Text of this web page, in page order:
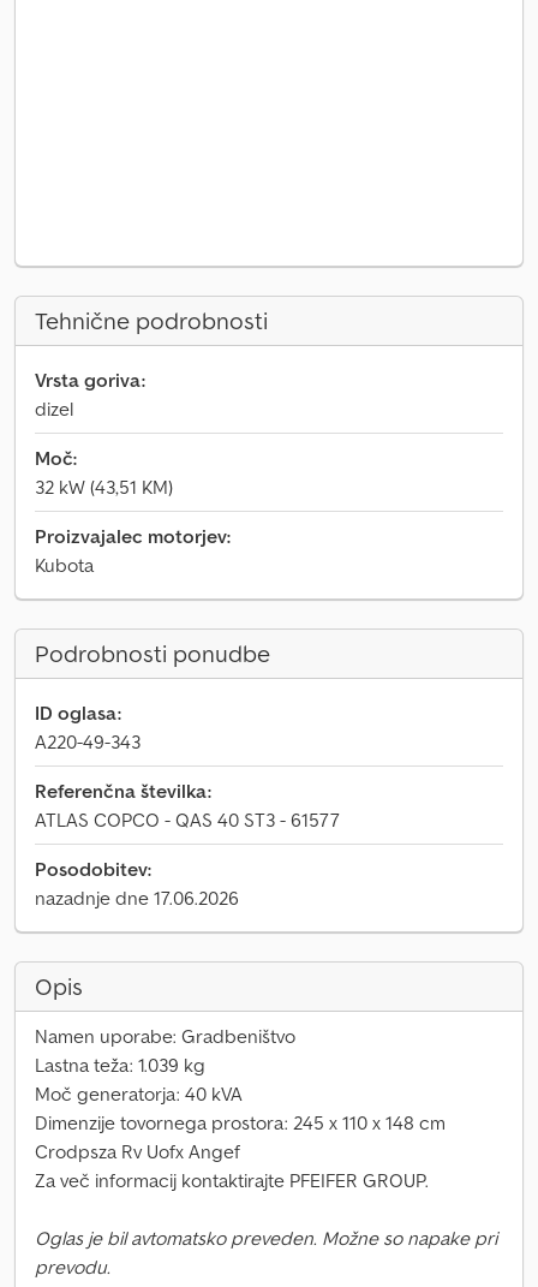
Tehnične podrobnosti
Vrsta goriva:
dizel
Moč:
32 kW (43,51 KM)
Proizvajalec motorjev:
Kubota
Podrobnosti ponudbe
ID oglasa:
A220-49-343
Referenčna številka:
ATLAS COPCO - QAS 40 ST3 - 61577
Posodobitev:
nazadnje dne 17.06.2026
Opis
Namen uporabe: Gradbeništvo
Lastna teža: 1.039 kg
Moč generatorja: 40 kVA
Dimenzije tovornega prostora: 245 x 110 x 148 cm
Crodpsza Rv Uofx Angef
Za več informacij kontaktirajte PFEIFER GROUP.
Oglas je bil avtomatsko preveden. Možne so napake pri
prevodu.